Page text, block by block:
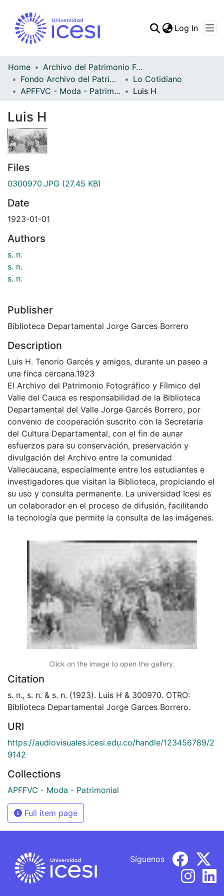
Statistics
Log In
Home
Archivo del Patrimonio Fotográfico y Fílmico del Valle del Cauca
Fondo Archivo del Patrimonio Fotográfico y Fílmico del Valle del Cauca
Lo Cotidiano
APFFVC - Moda - Patrimonial
Luis H
Luis H
Files
0300970.JPG (27.45 KB)
Date
1923-01-01
Authors
s. n.
s. n.
s. n.
Publisher
Biblioteca Departamental Jorge Garces Borrero
Description
Luis H. Tenorio Garcés y amigos, durante un paseo a
una finca cercana.1923
El Archivo del Patrimonio Fotográfico y Fílmico del
Valle del Cauca es responsabilidad de la Biblioteca
Departamental del Valle Jorge Garcés Borrero, por
convenio de cooperación suscrito con la Secretaria
del Cultura Departamental, con el fin de aunar
esfuerzos para su conservación, preservación y
divulgación del Archivo entre la comunidad
Vallecaucana, especialmente entre los estudiantes e
investigadores que visitan la Biblioteca, propiciando el
su uso y consulta permanente. La universidad Icesi es
un colaborador en el proceso de difusión, facilitando
la tecnología que permite la consulta de las imágenes.
Click on the image to open the gallery.
Citation
s. n., s. n. & s. n. (1923). Luis H & 300970. OTRO:
Biblioteca Departamental Jorge Garces Borrero.
URI
https://audiovisuales.icesi.edu.co/handle/123456789/2
9142
Collections
APFFVC - Moda - Patrimonial
Full item page
Síguenos